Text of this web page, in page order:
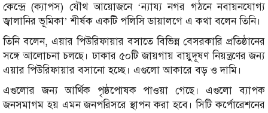
কেন্দ্রে (ক্যাপস) যৌথ আয়োজনে ‘ন্যায্য নগর গঠনে নবায়নযোগ্য
জ্বালানির ভূমিকা’ শীর্ষক একটি পলিসি ডায়ালগে এ কথা বলেন তিনি।
তিনি বলেন, এয়ার পিউরিফায়ার বসাতে বিভিন্ন বেসরকারি প্রতিষ্ঠানের
সঙ্গে আলোচনা চলছে। ঢাকার ৫০টি জায়গায় বায়ুদূষণ নিয়ন্ত্রণের জন্য
এয়ার পিউরিফায়ার বসানো হচ্ছে। এগুলো আকারে বড় ও দামি।
এগুলোর জন্য আর্থিক পৃষ্ঠপোষক পাওয়া গেছে। এগুলো ব্যাপক
জনসমাগম হয় এমন জনপরিসরে স্থাপন করা হবে। সিটি কর্পোরেশনের